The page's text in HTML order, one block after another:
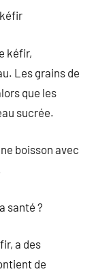
kéfir,
Les grains de
que les
sucrée.
boisson avec
santé ?
a des
de